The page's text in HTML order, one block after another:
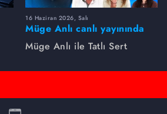
16 Haziran 2026, Salı
Müge Anlı canlı yayınında
dikkat çeken gelişmeler
yaşandı. Kayıp,
Müge Anlı ile Tatlı Sert